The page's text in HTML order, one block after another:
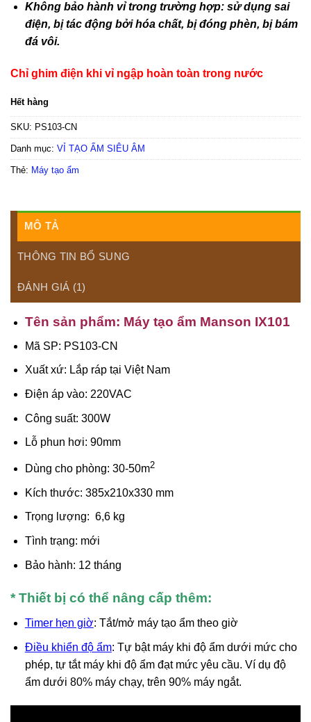
Không bảo hành vỉ trong trường hợp: sử dụng sai
điện, bị tác động bởi hóa chất, bị đóng phèn, bị bám
đá vôi.
Chỉ ghim điện khi vỉ ngập hoàn toàn trong nước
Hết hàng
SKU: PS103-CN
Danh mục: VỈ TẠO ẨM SIÊU ÂM
Thẻ: Máy tạo ẩm
MÔ TẢ
THÔNG TIN BỔ SUNG
ĐÁNH GIÁ (1)
Tên sản phẩm: Máy tạo ẩm Manson IX101
Mã SP: PS103-CN
Xuất xứ: Lắp ráp tại Việt Nam
Điện áp vào: 220VAC
Công suất: 300W
Lỗ phun hơi: 90mm
Dùng cho phòng: 30-50m2
Kích thước: 385x210x330 mm
Trọng lượng: 6,6 kg
Tình trạng: mới
Bảo hành: 12 tháng
* Thiết bị có thể nâng cấp thêm:
Timer hẹn giờ: Tắt/mở máy tạo ẩm theo giờ
Điều khiển độ ẩm: Tự bật máy khi độ ẩm dưới mức cho
phép, tự tắt máy khi độ ẩm đạt mức yêu cầu. Ví dụ độ
ẩm dưới 80% máy chạy, trên 90% máy ngắt.